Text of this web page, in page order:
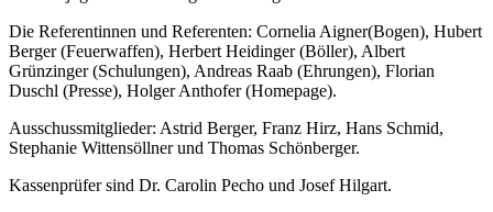
Die Referentinnen und Referenten: Cornelia Aigner(Bogen), Hubert
Berger (Feuerwaffen), Herbert Heidinger (Böller), Albert
Grünzinger (Schulungen), Andreas Raab (Ehrungen), Florian
Duschl (Presse), Holger Anthofer (Homepage).
Ausschussmitglieder: Astrid Berger, Franz Hirz, Hans Schmid,
Stephanie Wittensöllner und Thomas Schönberger.
Kassenprüfer sind Dr. Carolin Pecho und Josef Hilgart.